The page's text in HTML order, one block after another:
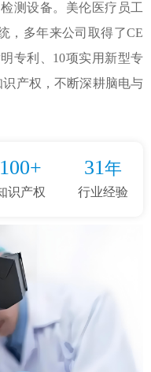
测设备。美伦医疗员工
，多年来公司取得了CE
专利、10项实用新型专
产权，不断深耕脑电与
100+
识产权
31年
行业经验